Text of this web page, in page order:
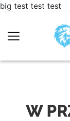
big test test test
W